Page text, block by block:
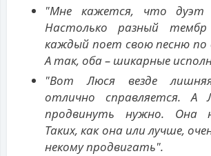
"Мне кажется, что дуэт
Настолько разный
каждый поет свою песню
А так, оба – шикарные
"Вот Люся везде
отлично справляется. А
продвинуть нужно. Она
Таких, как она или лучше,
некому продвигать".